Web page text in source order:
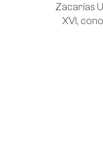
Zacarías
XVI,